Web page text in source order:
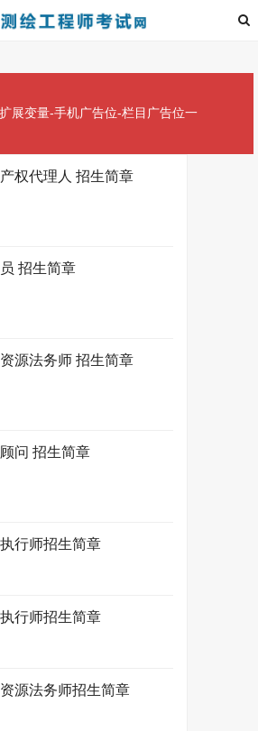
展变量-手机广告位-栏目广告位一
权代理人 招生简章
招生简章
源法务师 招生简章
问 招生简章
行师招生简章
行师招生简章
源法务师招生简章